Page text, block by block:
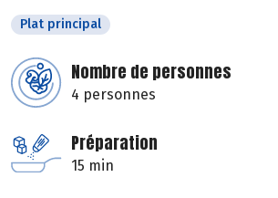
Plat principal
Nombre de personnes
4 personnes
Préparation
15 min